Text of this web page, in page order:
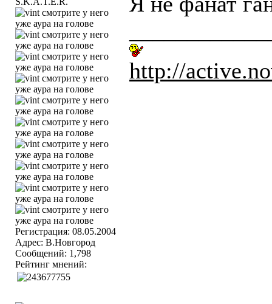
Регистрация: 08.05.2004
Адрес: В.Новгород
Сообщений: 1,798
Рейтинг мнений:
http://